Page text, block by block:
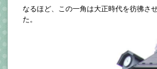
なるほど、この一角は大正時代を彷彿さ
た。